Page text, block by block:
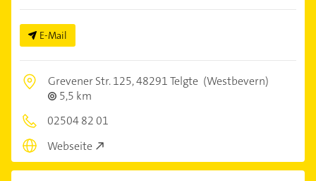
E-Mail
Grevener Str. 125,48291 Telgte (Westbevern)
5,5 km
02504 82 01
Webseite